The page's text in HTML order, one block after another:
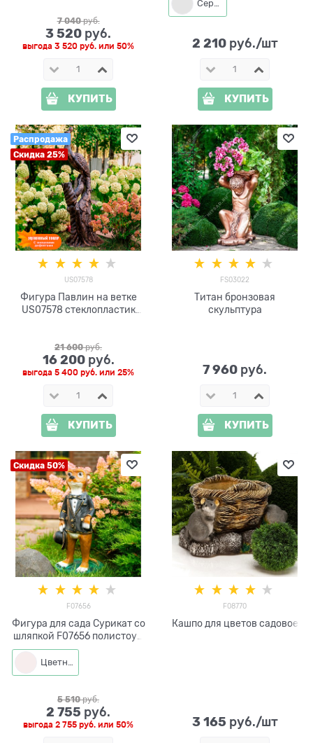
7 040 руб.
3 520 руб.
выгода 3 520 руб. или 50%
КУПИТЬ
Серый
2 210 руб./шт
КУПИТЬ
Распродажа
Скидка 25%
US07578
Фигура Павлин на ветке
US07578 стеклопластик
21 600 руб.
16 200 руб.
выгода 5 400 руб. или 25%
КУПИТЬ
FS03022
Титан бронзовая
скульптура
7 960 руб.
КУПИТЬ
Скидка 50%
F07656
Фигура для сада Сурикат со
шляпкой F07656 полистоун
h=75 см
Цветная
5 510 руб.
2 755 руб.
выгода 2 755 руб. или 50%
F08770
Кашпо для цветов садовое
3 165 руб./шт